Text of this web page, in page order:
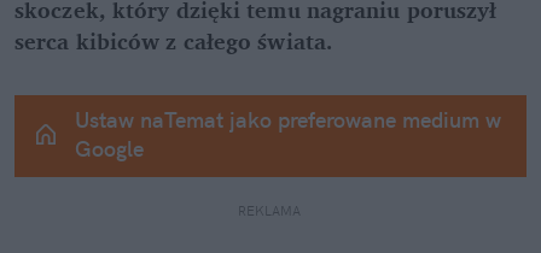
skoczek, który dzięki temu nagraniu poruszył
serca kibiców z całego świata.
Ustaw naTemat jako preferowane medium w
Google
REKLAMA